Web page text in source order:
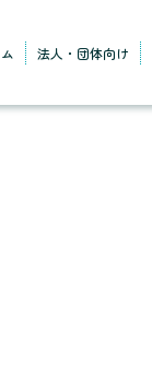
法人・団体向け